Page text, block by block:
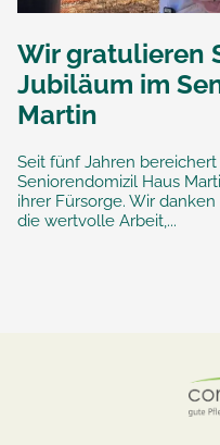
Wir gratulieren
Jubiläum im
Martin
Seit fünf Jahren
Seniorendomizil Haus
ihrer Fürsorge. Wir
die wertvolle Arbeit,...